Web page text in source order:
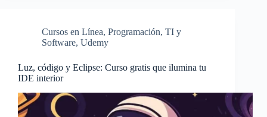
Cursos en Línea, Programación, TI y
Software, Udemy
Luz, código y Eclipse: Curso gratis que ilumina tu
IDE interior